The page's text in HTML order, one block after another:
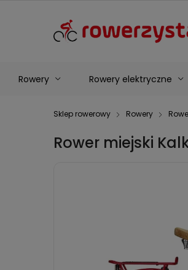
Rowery Rowery elektryczne
Sklep rowerowy Rowery
Rower miejski